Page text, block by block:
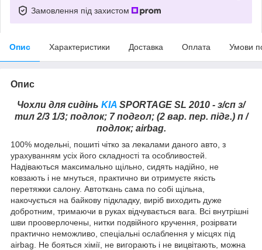
Замовлення під захистом
Опис Характеристики Доставка Оплата Умови
Опис
Чохли для сидінь KIA SPORTAGE SL 2010 - з/сп з/
тил 2/3 1/3; подлок; 7 подгол; (2 вар. пер. підг.) п /
подлок; airbag.
100% модельні, пошиті чітко за лекалами даного авто, з
урахуванням усіх його складності та особливостей.
Надіваються максимально щільно, сидять надійно, не
ковзають і не мнуться, практично ви отримуєте якість
перетяжки салону. Автоткань сама по собі щільна,
накочується на байкову підкладку, виріб виходить дуже
добротним, тримаючи в руках відчувається вага. Всі внутрішні
шви прооверлочены, нитки подвійного кручення, розірвати
практично неможливо, спеціальні ослаблення у місцях під
airbag. Не бояться хімії, не вигорають і не вицвітають, можна